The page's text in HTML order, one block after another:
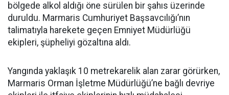
bölgede alkol aldığı öne sürülen bir şahıs üzerinde
duruldu. Marmaris Cumhuriyet Başsavcılığı’nın
talimatıyla harekete geçen Emniyet Müdürlüğü
ekipleri, şüpheliyi gözaltına aldı.
Yangında yaklaşık 10 metrekarelik alan zarar görürken,
Marmaris Orman İşletme Müdürlüğü’ne bağlı devriye